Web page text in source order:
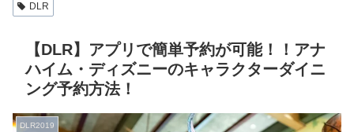
DLR
【DLR】アプリで簡単予約が可能！！アナ
ハイム・ディズニーのキャラクターダイニ
ング予約方法！
DLR2019